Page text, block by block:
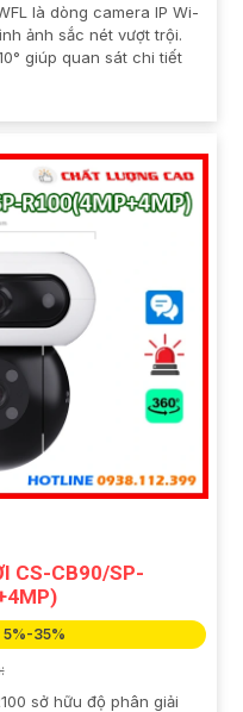
là dòng camera IP Wi-
ảnh sắc nét vượt trội.
giúp quan sát chi tiết
CS-CB90/SP-
5%-35%
sở hữu độ phân giải